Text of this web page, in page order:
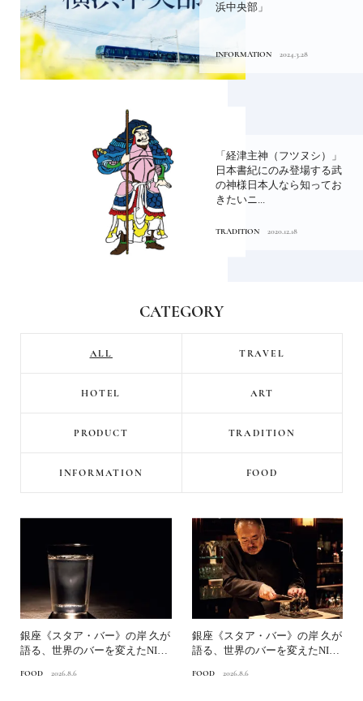
浜中央部」
INFORMATION 2024.3.28
「経津主神（フツヌシ）」
日本書紀にのみ登場する武
の神様日本人なら知ってお
きたいニ...
TRADITION 2020.12.18
CATEGORY
ALL TRAVEL
HOTEL ART
PRODUCT TRADITION
INFORMATION FOOD
銀座《スタア・バー》の岸 久が
語る、世界のバーを変えたNINJ
FOOD 2026.8.6
銀座《スタア・バー》の岸 久が
語る、世界のバーを変えたNINJ
FOOD 2026.8.6